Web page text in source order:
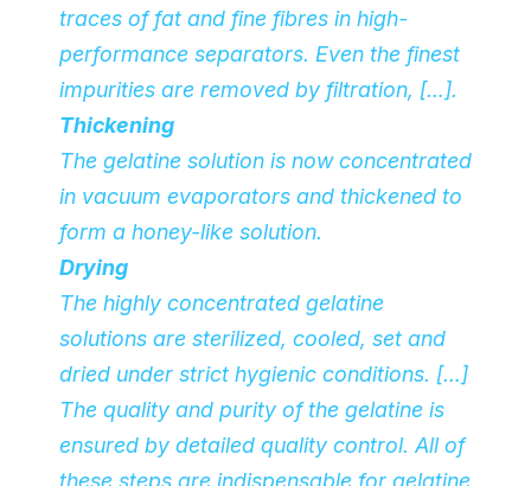
traces of fat and fine fibres in high-
performance separators. Even the finest
impurities are removed by filtration, […].
Thickening
The gelatine solution is now concentrated
in vacuum evaporators and thickened to
form a honey-like solution.
Drying
The highly concentrated gelatine
solutions are sterilized, cooled, set and
dried under strict hygienic conditions. […]
The quality and purity of the gelatine is
ensured by detailed quality control. All of
these steps are indispensable for gelatine